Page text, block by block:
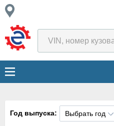
Год выпуска: Выбрать год